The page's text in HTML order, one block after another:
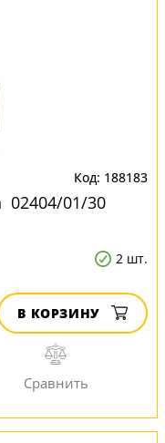
188183
02404/01/30
2 шт.
В КОРЗИНУ